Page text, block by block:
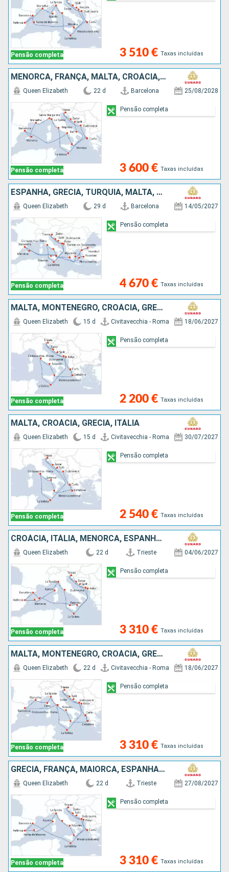
Pensão completa 3 510 € Taxas incluídas
MENORCA, FRANÇA, MALTA, CROÁCIA, GRÉCIA, ITÁLIA, ESPANHA
Pensão completa
Queen Elizabeth 22 d Barcelona 25/08/2028
3 600 € Taxas incluídas
Pensão completa
ESPANHA, GRÉCIA, TURQUIA, MALTA, MONTENEGRO, CROÁCIA, ITÁLIA, MENORCA
Pensão completa
Queen Elizabeth 29 d Barcelona 14/05/2027
4 670 € Taxas incluídas
Pensão completa
MALTA, MONTENEGRO, CROÁCIA, GRÉCIA, ITÁLIA
Pensão completa
Queen Elizabeth 15 d Civitavecchia - Roma 18/06/2027
2 200 € Taxas incluídas
Pensão completa
MALTA, CROÁCIA, GRÉCIA, ITÁLIA
Pensão completa
Queen Elizabeth 15 d Civitavecchia - Roma 30/07/2027
2 540 € Taxas incluídas
Pensão completa
CROÁCIA, ITÁLIA, MENORCA, ESPANHA, MAIORCA, FRANÇA, MALTA, MONTENEGRO
Pensão completa
Queen Elizabeth 22 d Trieste 04/06/2027
3 310 € Taxas incluídas
Pensão completa
MALTA, MONTENEGRO, CROÁCIA, GRÉCIA, ITÁLIA, ESPANHA, FRANÇA
Pensão completa
Queen Elizabeth 22 d Civitavecchia - Roma 18/06/2027
3 310 € Taxas incluídas
Pensão completa
GRÉCIA, FRANÇA, MAIORCA, ESPANHA, MALTA, MONTENEGRO, CROÁCIA, ITÁLIA
Pensão completa
Queen Elizabeth 22 d Trieste 27/08/2027
3 310 € Taxas incluídas
Pensão completa